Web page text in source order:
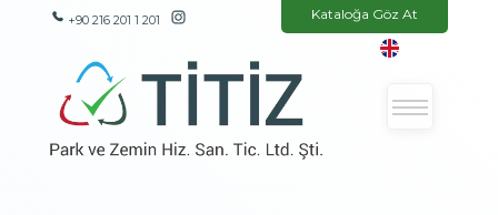
+90 216 201 1 201 Kataloğa Göz At